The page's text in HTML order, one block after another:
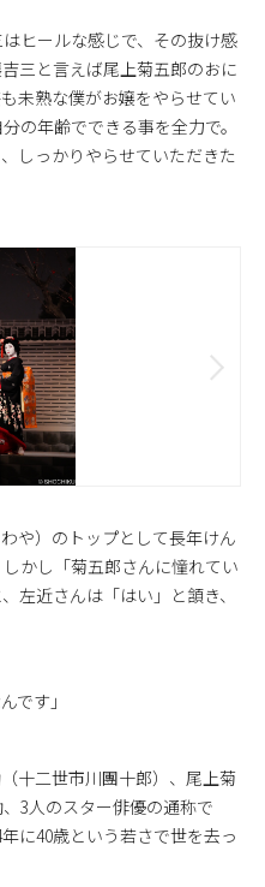
ヒールな感じで、その抜け感
三と言えば尾上菊五郎のおに
未熟な僕がお嬢をやらせてい
の年齢でできる事を全力で。
しっかりやらせていただきた
や）のトップとして長年けん
かし「菊五郎さんに憧れてい
左近さんは「はい」と頷き、
です」
十二世市川團十郎）、尾上菊
3人のスター俳優の通称で
に40歳という若さで世を去っ